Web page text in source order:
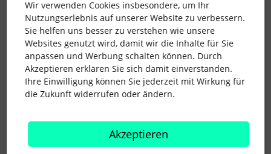
KatharinaCM Forum|Forum|2 years ago
Hi Sarah,
vielen Dank für den Tipp :) Du hast recht, bei den
individuellen Berichten kann ich die Kostenstelle auswählen.
folgendem Schema benötigen:
Kostenstelle A = Anzahl Mitarbeiter mit Kostenstelle A
Wir verwenden Cookies insbesondere, um Ihr
Nutzungserlebnis auf unserer Website zu verbessern.
Sie helfen uns besser zu verstehen wie unsere
Websites genutzt wird, damit wir die Inhalte für Sie
anpassen und Werbung schalten können. Durch
Akzeptieren erklären Sie sich damit einverstanden.
Ihre Einwilligung können Sie jederzeit mit Wirkung für
die Zukunft widerrufen oder ändern.
Akzeptieren